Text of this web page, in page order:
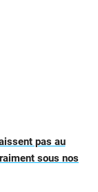
pas au
sous nos